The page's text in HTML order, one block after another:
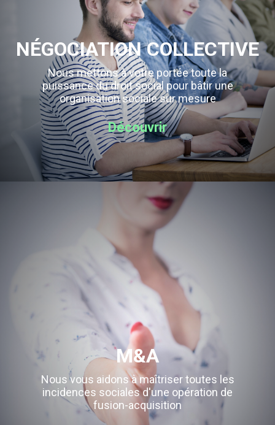
NÉGOCIATION COLLECTIVE
Nous mettons à votre portée toute la
puissance du droit social pour bâtir une
organisation sociale sur mesure
Découvrir
M&A
Nous vous aidons à maîtriser toutes les
incidences sociales d'une opération de
fusion-acquisition